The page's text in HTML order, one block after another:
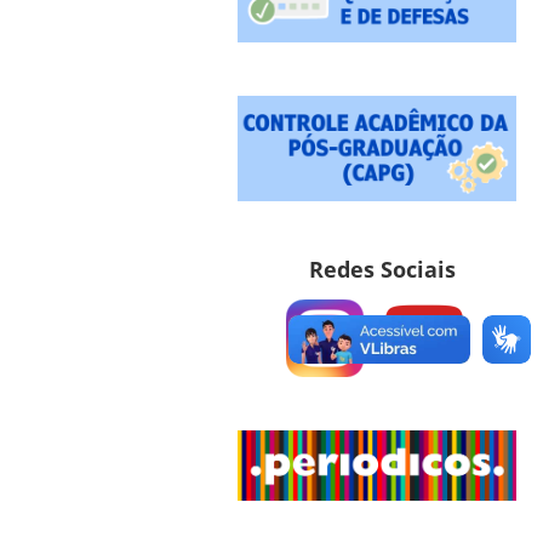
Redes Sociais